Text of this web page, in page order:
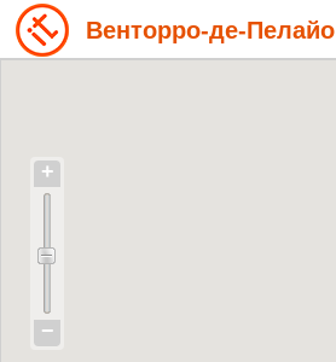
Венторро-де-Пелайо
+
−